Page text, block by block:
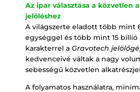
Az ipar választása a közvetlen
jelöléshez
A világszerte eladott több mint
egységgel és több mint 15
karakterrel a Gravotech
kedvenceivé váltak a nagy
sebességű közvetlen
A folyamatos használatra,